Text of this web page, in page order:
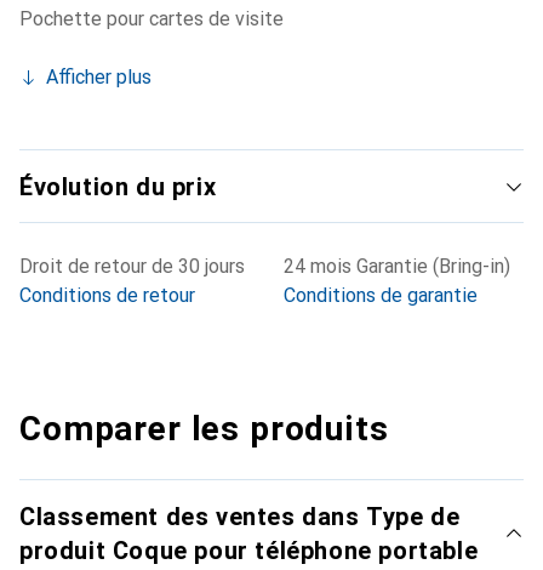
Pochette pour cartes de visite
Afficher plus
Évolution du prix
Droit de retour de 30 jours
Conditions de retour
24 mois Garantie (Bring-in)
Conditions de garantie
Comparer les produits
Classement des ventes dans Type de
produit Coque pour téléphone portable